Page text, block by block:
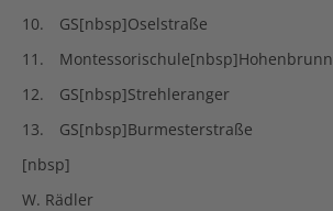
10.
GS[nbsp]Oselstraße
11.
Montessorischule[nbsp]Hohenbrunn
12.
GS[nbsp]Strehleranger
13.
GS[nbsp]Burmesterstraße
[nbsp]
W. Rädler